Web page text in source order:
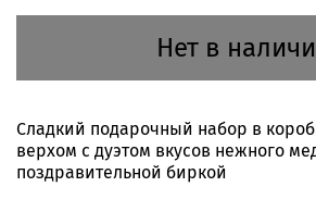
Нет в
Сладкий подарочный набор в
верхом с дуэтом вкусов нежного
поздравительной биркой